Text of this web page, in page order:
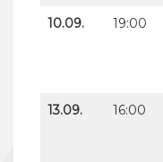
10.09. 19:00
13.09. 16:00